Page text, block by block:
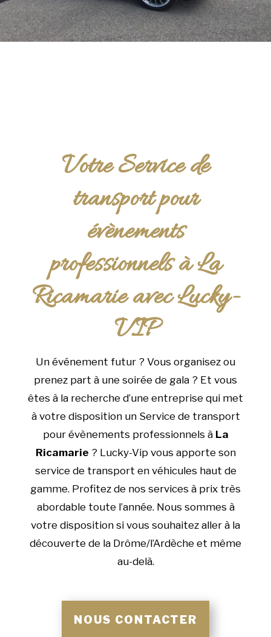
Votre Service de
transport pour
évènements
professionnels à La
Ricamarie avec Lucky-
VIP
Un événement futur ? Vous organisez ou
prenez part à une soirée de gala ? Et vous
êtes à la recherche d’une entreprise qui met
à votre disposition un Service de transport
pour évènements professionnels à La
Ricamarie ? Lucky-Vip vous apporte son
service de transport en véhicules haut de
gamme. Profitez de nos services à prix très
abordable toute l’année. Nous sommes à
votre disposition si vous souhaitez aller à la
découverte de la Drôme/l’Ardèche et même
au-delà.
NOUS CONTACTER